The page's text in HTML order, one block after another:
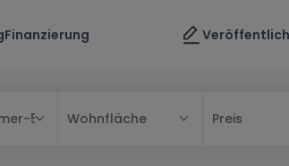
Finanzierung
- 5 Schlafzimmer Wohnfläche Preis